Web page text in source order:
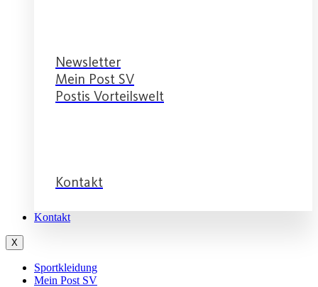
Newsletter
Mein Post SV
Postis Vorteilswelt
Kontakt
Kontakt
X
Sportkleidung
Mein Post SV